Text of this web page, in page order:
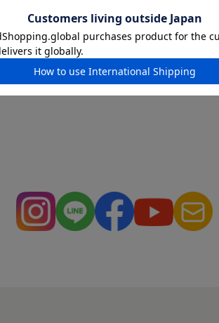
会員登録されたお客様はAmazonのID・パス